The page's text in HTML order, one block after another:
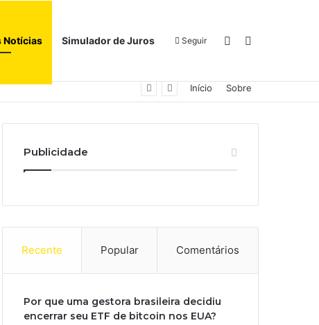
Notícias Simulador de Juros Seguir Switch skin
Início Sobre
Publicidade
Recente Popular Comentários
Por que uma gestora brasileira decidiu
encerrar seu ETF de bitcoin nos EUA?